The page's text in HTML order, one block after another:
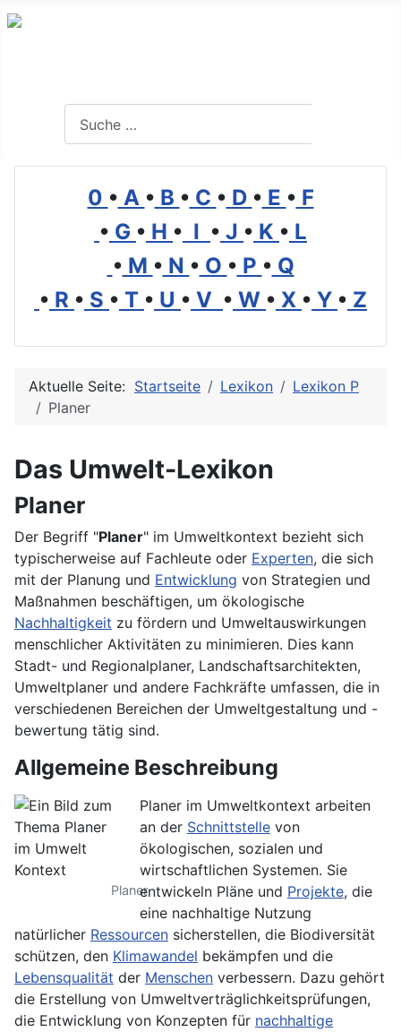
0 • A • B • C • D • E • F
• G • H • I • J • K • L
• M • N • O • P • Q
• R • S • T • U • V • W • X • Y • Z
Aktuelle Seite: Startseite Lexikon
Lexikon P
Planer
Das Umwelt-Lexikon
Planer
Der Begriff "Planer" im Umweltkontext bezieht sich
typischerweise auf Fachleute oder Experten, die sich
mit der Planung und Entwicklung von Strategien und
Maßnahmen beschäftigen, um ökologische
Nachhaltigkeit zu fördern und Umweltauswirkungen
menschlicher Aktivitäten zu minimieren. Dies kann
Stadt- und Regionalplaner, Landschaftsarchitekten,
Umweltplaner und andere Fachkräfte umfassen, die in
verschiedenen Bereichen der Umweltgestaltung und -
bewertung tätig sind.
Allgemeine Beschreibung
Planer
Planer im Umweltkontext arbeiten
an der Schnittstellevon
ökologischen, sozialen und
wirtschaftlichen Systemen. Sie
entwickeln Pläne und Projekte, die
eine nachhaltige Nutzung
natürlicher Ressourcen sicherstellen, die Biodiversität
schützen, den Klimawandel bekämpfen und die
Lebensqualität der Menschen verbessern. Dazu gehört
die Erstellung von Umweltverträglichkeitsprüfungen,
die Entwicklung von Konzepten für nachhaltige